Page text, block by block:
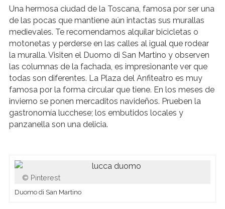
Una hermosa ciudad de la Toscana, famosa por ser una
de las pocas que mantiene aún intactas sus murallas
medievales. Te recomendamos alquilar bicicletas o
motonetas y perderse en las calles al igual que rodear
la muralla. Visiten el Duomo di San Martino y observen
las columnas de la fachada, es impresionante ver que
todas son diferentes. La Plaza del Anfiteatro es muy
famosa por la forma circular que tiene. En los meses de
invierno se ponen mercaditos navideños. Prueben la
gastronomía lucchese; los embutidos locales y
panzanella son una delicia.
Pinterest
Duomo di San Martino